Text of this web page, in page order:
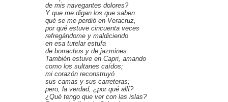
de mis navegantes dolores?
Y que me digan los que saben
qué se me perdió en Veracruz,
por qué estuve cincuenta veces
refregándome y maldiciendo
en esa tutelar estufa
de borrachos y de jazmines.
También estuve en Capri, amando
como los sultanes caídos;
mi corazón reconstruyó
sus camas y sus carreteras;
pero, la verdad, ¿por qué allí?
¿Qué tengo que ver con las islas?